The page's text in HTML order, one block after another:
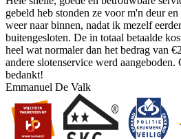
gebeld heb stonden ze voor m'n deur
weer naar binnen, nadat ik mezelf
buitengesloten. De in totaal betaalde
heel wat normaler dan het bedrag van
andere slotenservice werd aangeboden.
bedankt!
Emmanuel De Valk